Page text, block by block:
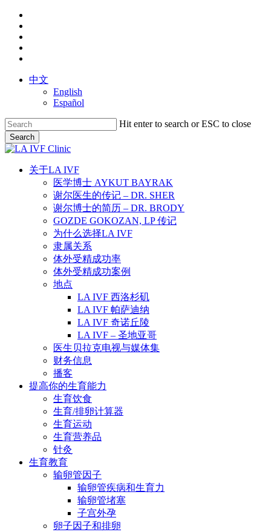
Skip
main
content
中文
English
Español
Hit enter to search or ESC to close
Search
Close
search
Menu
关于LA IVF
医学博士 AYKUT BAYRAK
谢尔医生的传记 – DR. SHER
谢尔博士的简历 – DR. BRODY
GOZDE GOKOZAN, LP 传记
为什么选择LA IVF
隶属关系
体外受精成功率
体外受精成功案例
地点
LA IVF 西洛杉矶
LA IVF 帕萨迪纳
LA IVF 奇诺丘陵
LA IVF – 圣地亚哥
医生贝拉克电视与媒体集
财务信息
播客
提高你的生育能力
生育饮食
生育/排卵计算器
生育运动
生育营养品
针灸
生育教育
输卵管因子
输卵管疾病和生育力
输卵管堵塞
子宫外孕
卵子因子和排卵